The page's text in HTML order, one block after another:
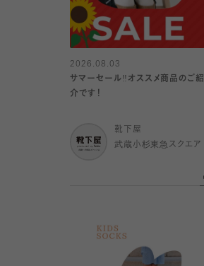
2026.08.03
サマーセール‼︎オススメ商品のご紹
介です！
靴下屋
武蔵小杉東急スクエア